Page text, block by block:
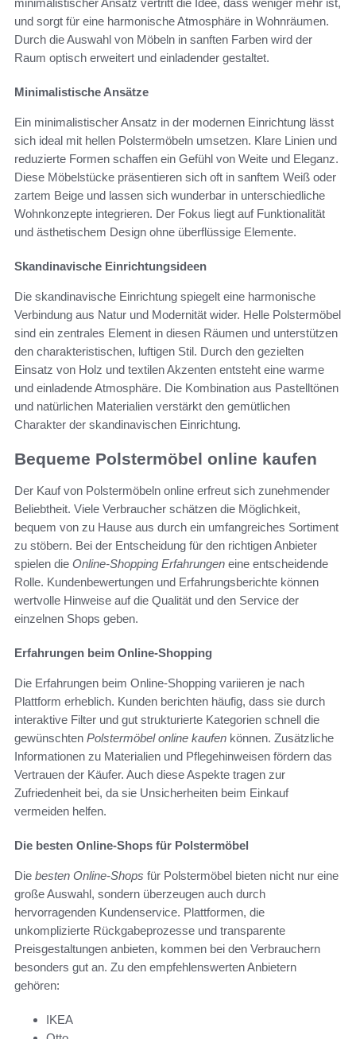
und sorgt für eine harmonische Atmosphäre in Wohnräumen.
Durch die Auswahl von Möbeln in sanften Farben wird der
Raum optisch erweitert und einladender gestaltet.
Minimalistische Ansätze
Ein minimalistischer Ansatz in der modernen Einrichtung lässt
sich ideal mit hellen Polstermöbeln umsetzen. Klare Linien und
reduzierte Formen schaffen ein Gefühl von Weite und Eleganz.
Diese Möbelstücke präsentieren sich oft in sanftem Weiß oder
zartem Beige und lassen sich wunderbar in unterschiedliche
Wohnkonzepte integrieren. Der Fokus liegt auf Funktionalität
und ästhetischem Design ohne überflüssige Elemente.
Skandinavische Einrichtungsideen
Die skandinavische Einrichtung spiegelt eine harmonische
Verbindung aus Natur und Modernität wider. Helle Polstermöbel
sind ein zentrales Element in diesen Räumen und unterstützen
den charakteristischen, luftigen Stil. Durch den gezielten
Einsatz von Holz und textilen Akzenten entsteht eine warme
und einladende Atmosphäre. Die Kombination aus Pastelltönen
und natürlichen Materialien verstärkt den gemütlichen
Charakter der skandinavischen Einrichtung.
Bequeme Polstermöbel online kaufen
Der Kauf von Polstermöbeln online erfreut sich zunehmender
Beliebtheit. Viele Verbraucher schätzen die Möglichkeit,
bequem von zu Hause aus durch ein umfangreiches Sortiment
zu stöbern. Bei der Entscheidung für den richtigen Anbieter
spielen die Online-Shopping Erfahrungen eine entscheidende
Rolle. Kundenbewertungen und Erfahrungsberichte können
wertvolle Hinweise auf die Qualität und den Service der
einzelnen Shops geben.
Erfahrungen beim Online-Shopping
Die Erfahrungen beim Online-Shopping variieren je nach
Plattform erheblich. Kunden berichten häufig, dass sie durch
interaktive Filter und gut strukturierte Kategorien schnell die
gewünschten Polstermöbel online kaufen können. Zusätzliche
Informationen zu Materialien und Pflegehinweisen fördern das
Vertrauen der Käufer. Auch diese Aspekte tragen zur
Zufriedenheit bei, da sie Unsicherheiten beim Einkauf
vermeiden helfen.
Die besten Online-Shops für Polstermöbel
Die besten Online-Shops für Polstermöbel bieten nicht nur eine
große Auswahl, sondern überzeugen auch durch
hervorragenden Kundenservice. Plattformen, die
unkomplizierte Rückgabeprozesse und transparente
Preisgestaltungen anbieten, kommen bei den Verbrauchern
besonders gut an. Zu den empfehlenswerten Anbietern
gehören:
IKEA